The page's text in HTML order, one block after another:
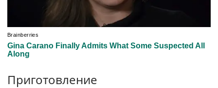
Приготовление